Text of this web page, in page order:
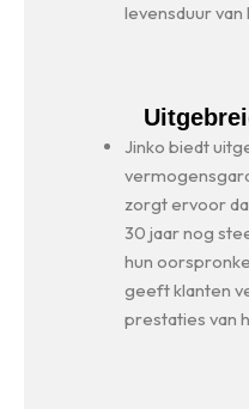
levensduur van
Jinko biedt
zorgt ervoor
30 jaar nog
hun
geeft klanten
prestaties van